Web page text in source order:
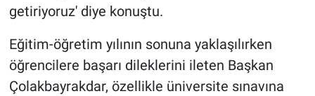
getiriyoruz' diye konuştu.
Eğitim-öğretim yılının sonuna yaklaşılırken
öğrencilere başarı dileklerini ileten Başkan
Çolakbayrakdar, özellikle üniversite sınavına